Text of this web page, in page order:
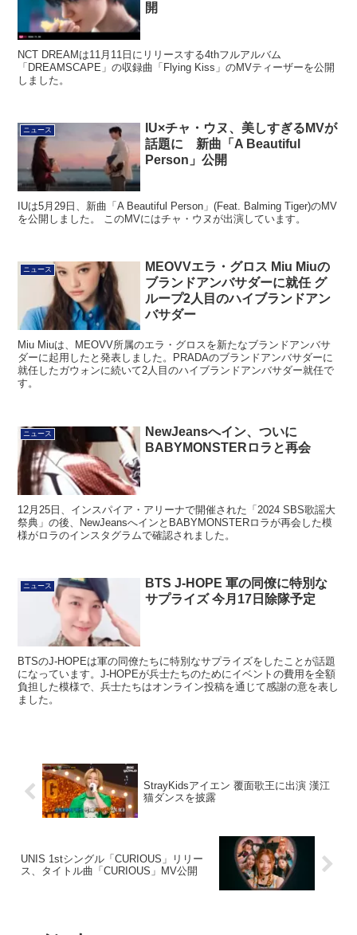
開
NCT DREAMは11月11日にリリースする4thフルアルバム
「DREAMSCAPE」の収録曲「Flying Kiss」のMVティーザーを公開
しました。
ニュース
IU×チャ・ウヌ、美しすぎるMVが
話題に 新曲「A Beautiful
Person」公開
IUは5月29日、新曲「A Beautiful Person」(Feat. Balming Tiger)のMV
を公開しました。 このMVにはチャ・ウヌが出演しています。
ニュース
MEOVVエラ・グロス Miu Miuの
ブランドアンバサダーに就任 グ
ループ2人目のハイブランドアン
バサダー
Miu Miuは、MEOVV所属のエラ・グロスを新たなブランドアンバサ
ダーに起用したと発表しました。PRADAのブランドアンバサダーに
就任したガウォンに続いて2人目のハイブランドアンバサダー就任で
す。
ニュース
NewJeansへイン、ついに
BABYMONSTERロラと再会
12月25日、インスパイア・アリーナで開催された「2024 SBS歌謡大
祭典」の後、NewJeansへインとBABYMONSTERロラが再会した模
様がロラのインスタグラムで確認されました。
ニュース
BTS J-HOPE 軍の同僚に特別な
サプライズ 今月17日除隊予定
BTSのJ-HOPEは軍の同僚たちに特別なサプライズをしたことが話題
になっています。J-HOPEが兵士たちのためにイベントの費用を全額
負担した模様で、兵士たちはオンライン投稿を通じて感謝の意を表し
ました。
StrayKidsアイエン 覆面歌王に出演 漢江
猫ダンスを披露
UNIS 1stシングル「CURIOUS」リリー
ス、タイトル曲「CURIOUS」MV公開